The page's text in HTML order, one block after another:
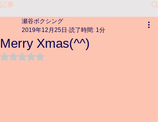
記事
Merry Xmas(^^)
瀬谷ボクシング
2019年12月25日 読了時間: 1分
5つ星のうちNaNと評価されています。